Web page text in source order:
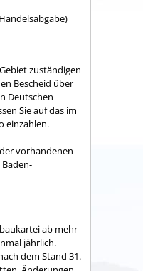
zuständigen
Bescheid über
Deutschen
Sie auf das im
einzahlen.
vorhandenen
ab mehr
jährlich.
dem Stand 31.